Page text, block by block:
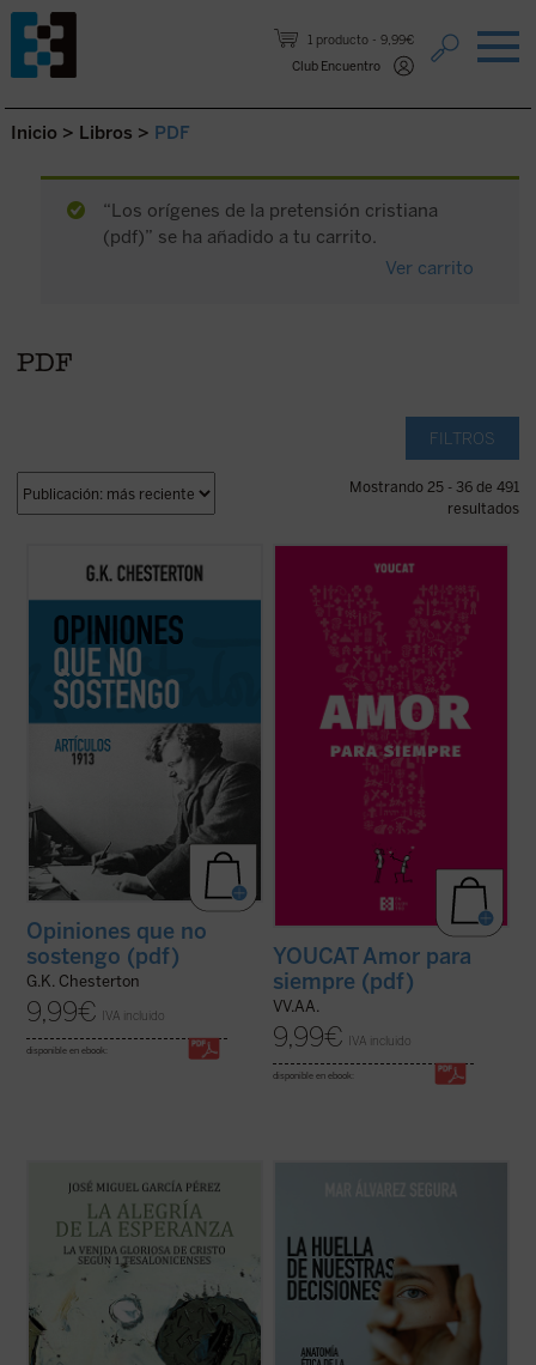
1 producto
9,99€
Club Encuentro
Saltar al contenido.
Inicio > Libros > PDF
“Los orígenes de la pretensión cristiana
(pdf)” se ha añadido a tu carrito.
Ver carrito
PDF
FILTROS
Mostrando 25 - 36 de 491
resultados
Esta publicación contiene artículos
dedicados a temas habituales como la
implicación en casos de corrupción del
gobierno británico marcó una diferencia en
(ver ficha)
Opiniones que no
sostengo (pdf)
G.K. Chesterton
9,99€ IVA incluido
disponible en ebook:
Basado en casi mil preguntas de jóvenes
sacerdotes, matrimonios y teólogos, este
libro acompaña a la pareja antes, durante y
después de la preparación matrimonial,
ayudándola a reflexionar, ...
(ver ficha)
YOUCAT Amor para
siempre (pdf)
VV.AA.
9,99€ IVA incluido
disponible en ebook:
que devuelve a la palabra paulina su
tonalidad originaria, abierta a la plenitud
cristológica, y que constituye una
esperanza cristiana como fuente de alegría
(ver ficha)
ensayo que se adentra con valentía en una
Mar Álvarez Segura nos conduce por el
laberinto de la conciencia humana ...
ficha)